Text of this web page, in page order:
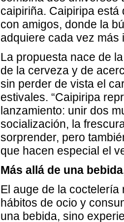
caipiriña. Caipiripa
con amigos, donde la
adquiere cada vez más
La propuesta nace de
de la cerveza y de
sin perder de vista el
estivales. “Caipiripa
lanzamiento: unir dos
socialización, la
sorprender, pero
que hacen especial el
Más allá de una
El auge de la
hábitos de ocio y
una bebida, sino